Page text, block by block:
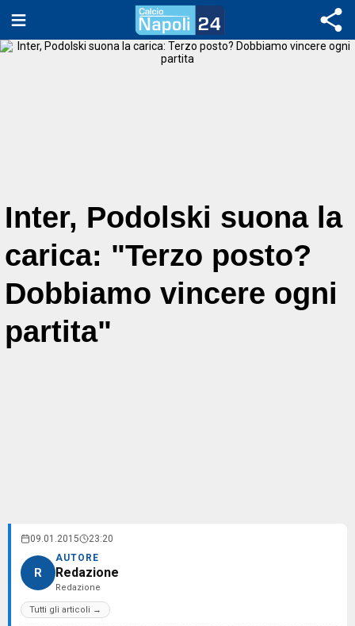
Inter, Podolski suona la
carica: "Terzo posto?
Dobbiamo vincere ogni
partita"
09.01.2015 23:20
R
AUTORE
Redazione
Redazione
Tutti gli articoli →